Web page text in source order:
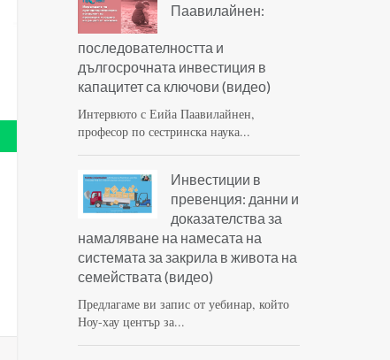
Паавилайнен:
последователността и
дългосрочната инвестиция в
капацитет са ключови (видео)
Интервюто с Еийа Паавилайнен,
професор по сестринска наука...
Инвестиции в
превенция: данни и
доказателства за
намаляване на намесата на
системата за закрила в живота на
семействата (видео)
Предлагаме ви запис от уебинар, който
Ноу-хау център за...